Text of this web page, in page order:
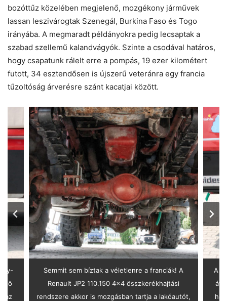
bozóttűz közelében megjelenő, mozgékony járművek
lassan leszivárogtak Szenegál, Burkina Faso és Togo
irányába. A megmaradt példányokra pedig lecsaptak a
szabad szellemű kalandvágyók. Szinte a csodával határos,
hogy csapatunk rálelt erre a pompás, 19 ezer kilométert
futott, 34 esztendősen is újszerű veteránra egy francia
tűzoltóság árverésre szánt kacatjai között.
az
Semmit sem bíztak a véletlenre a franciák! A
Renault JP2 110.150 4×4 összkerékhajtási
rendszere akkor is mozgásban tartja a lakóautót,
A